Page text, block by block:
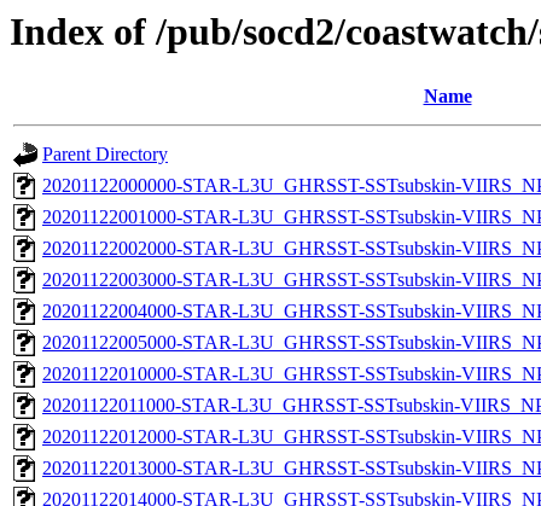
Index of /pub/socd2/
Name
Parent Directory
20201122000000-STAR-L3U_GHRSST-SSTsubskin-
20201122001000-STAR-L3U_GHRSST-SSTsubskin-
20201122002000-STAR-L3U_GHRSST-SSTsubskin-
20201122003000-STAR-L3U_GHRSST-SSTsubskin-
20201122004000-STAR-L3U_GHRSST-SSTsubskin-
20201122005000-STAR-L3U_GHRSST-SSTsubskin-
20201122010000-STAR-L3U_GHRSST-SSTsubskin-
20201122011000-STAR-L3U_GHRSST-SSTsubskin-
20201122012000-STAR-L3U_GHRSST-SSTsubskin-
20201122013000-STAR-L3U_GHRSST-SSTsubskin-
20201122014000-STAR-L3U_GHRSST-SSTsubskin-